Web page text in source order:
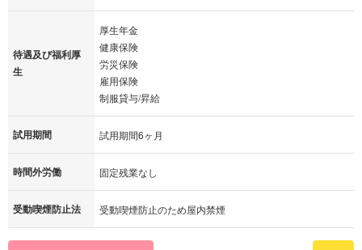
待遇及び福利厚
生
厚生年金
健康保険
労災保険
雇用保険
制服貸与/昇給
試用期間 試用期間6ヶ月
時間外労働 固定残業なし
受動喫煙防止法 受動喫煙防止のため屋内禁煙